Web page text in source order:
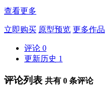
查看更多
立即购买 原型预览 更多作品
评论 0
更新历史 1
评论列表 共有 0 条评论